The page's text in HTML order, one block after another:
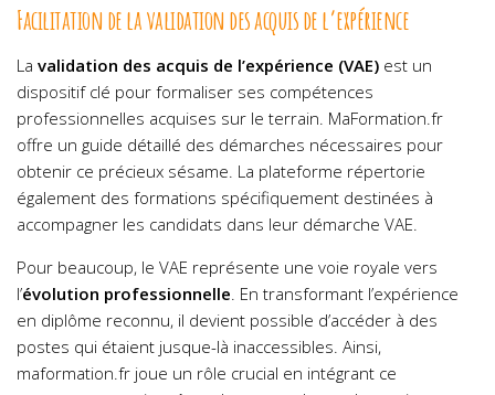
Facilitation de la validation des acquis de l’expérience
La validation des acquis de l’expérience (VAE) est un
dispositif clé pour formaliser ses compétences
professionnelles acquises sur le terrain. MaFormation.fr
offre un guide détaillé des démarches nécessaires pour
obtenir ce précieux sésame. La plateforme répertorie
également des formations spécifiquement destinées à
accompagner les candidats dans leur démarche VAE.
Pour beaucoup, le VAE représente une voie royale vers
l’évolution professionnelle . En transformant l’expérience
en diplôme reconnu, il devient possible d’accéder à des
postes qui étaient jusque-là inaccessibles. Ainsi,
maformation.fr joue un rôle crucial en intégrant ce